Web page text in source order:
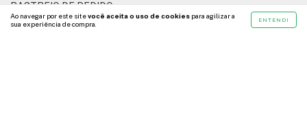
Ao navegar por este sitevocê aceita o uso de cookies para agilizar a
sua experiência de compra.
ENTENDI
RASTREIO DE PEDIDO
TROCAS E DEVOLUÇÕES